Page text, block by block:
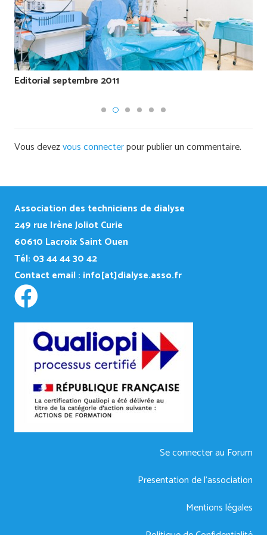
Editorial septembre 2011
Vous devezvous connecterpour publier un commentaire.
Association des techniciens de dialyse
249 rue Irène Joliot Curie
60610 Lacroix Saint Ouen
Tél: 03 44 44 30 42
Contact email : info[at]dialyse.asso.fr
Se connecter au Forum
Presentation de l’association
Mentions légales